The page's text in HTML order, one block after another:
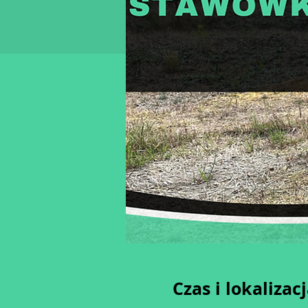
Czas i